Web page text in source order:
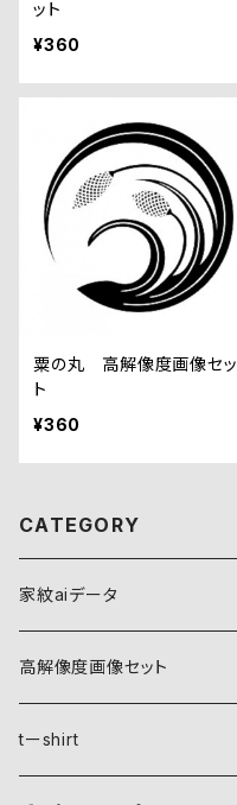
ット
¥360
粟の丸 高解像度画像セッ
ト
¥360
CATEGORY
家紋aiデータ
自然紋
稲妻
植物紋
高解像度画像セット
自然紋
tーshirt